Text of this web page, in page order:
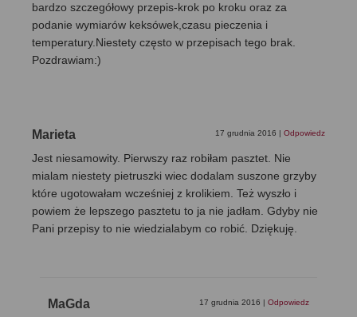
bardzo szczegółowy przepis-krok po kroku oraz za
podanie wymiarów keksówek,czasu pieczenia i
temperatury.Niestety często w przepisach tego brak.
Pozdrawiam:)
Marieta 17 grudnia 2016 | Odpowiedz
Jest niesamowity. Pierwszy raz robiłam pasztet. Nie
mialam niestety pietruszki wiec dodalam suszone grzyby
które ugotowałam wcześniej z krolikiem. Też wyszło i
powiem że lepszego pasztetu to ja nie jadłam. Gdyby nie
Pani przepisy to nie wiedzialabym co robić. Dziękuję.
MaGda 17 grudnia 2016 | Odpowiedz